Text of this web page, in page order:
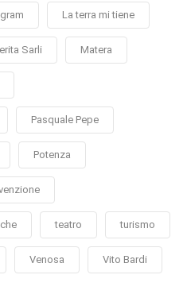
La terra mi tiene
Sarli Matera
Pasquale Pepe
Potenza
teatro turismo
Venosa Vito Bardi